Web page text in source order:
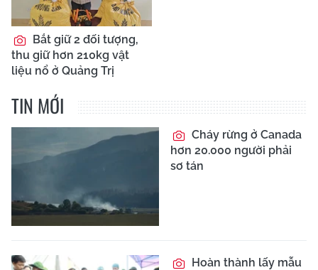
Bắt giữ 2 đối tượng,
thu giữ hơn 210kg vật
liệu nổ ở Quảng Trị
TIN MỚI
Cháy rừng ở Canada
hơn 20.000 người phải
sơ tán
Hoàn thành lấy mẫu